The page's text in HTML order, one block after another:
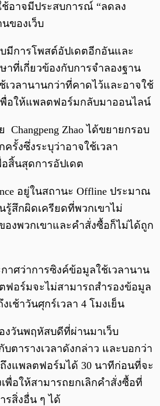
อาจมีประสบการณ์ “ลดลง
ของเว็บ
มีการโพสต์อัปเดตอีกอันและ
าที่เกี่ยวข้องกับการจำลองฐาน
วลานานกว่าที่คาดไว้และอาจใช้
พื่อให้แพลตฟอร์มกลับมาออนไลน์
Changpeng Zhao ได้ขยายกรอบ
ครั้งซึ่งระบุว่าอาจใช้เวลา
สิ้นสุดการอัปเดต
อยู่ในสถานะ Offline ประมาณ
รู้สึกผิดเครียดที่พวกเขาไม่
องพวกเขาและคำสั่งซื้อก็ไม่ได้ถูก
กาศว่าการซิงค์ข้อมูลใช้เวลานาน
ฟอร์มจะไม่สามารถสำรองข้อมูล
เช้าวันศุกร์เวลา 4 โมงเย็น
งวันพฤหัสบดีที่ผ่านมาเว็บ
บตารางเวลาดังกล่าว และบอกว่า
งแพลตฟอร์มได้ 30 นาทีก่อนที่จะ
พื่อให้สามารถยกเลิกคำสั่งซื้อที่
รสิ่งอื่น ๆ ได้